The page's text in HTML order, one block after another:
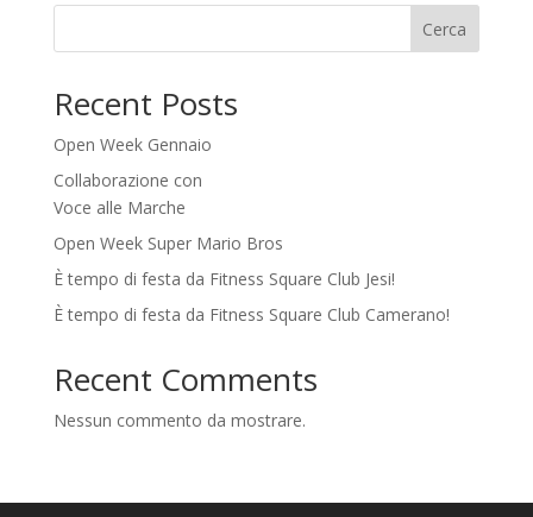
Cerca
Recent Posts
Open Week Gennaio
Collaborazione con
Voce alle Marche
Open Week Super Mario Bros
È tempo di festa da Fitness Square Club Jesi!
È tempo di festa da Fitness Square Club Camerano!
Recent Comments
Nessun commento da mostrare.